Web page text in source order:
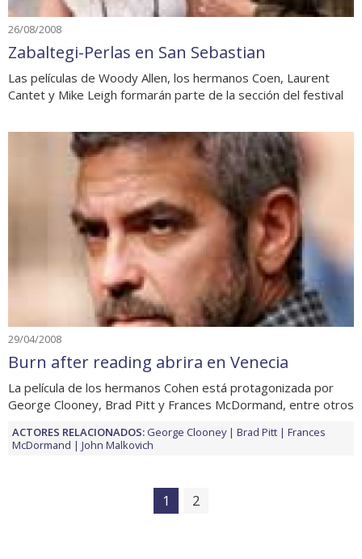
26/08/2008
Zabaltegi-Perlas en San Sebastian
Las películas de Woody Allen, los hermanos Coen, Laurent
Cantet y Mike Leigh formarán parte de la sección del festival
29/04/2008
Burn after reading abrira en Venecia
La película de los hermanos Cohen está protagonizada por
George Clooney, Brad Pitt y Frances McDormand, entre otros
ACTORES RELACIONADOS: George Clooney Brad Pitt
Frances
McDormand
John Malkovich
1 2